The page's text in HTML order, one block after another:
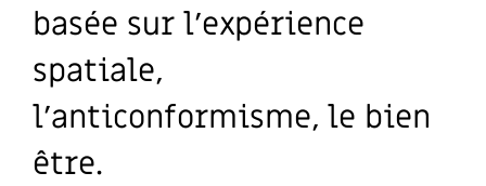
basée sur l’expérience
spatiale,
l’anticonformisme, le bien
être.